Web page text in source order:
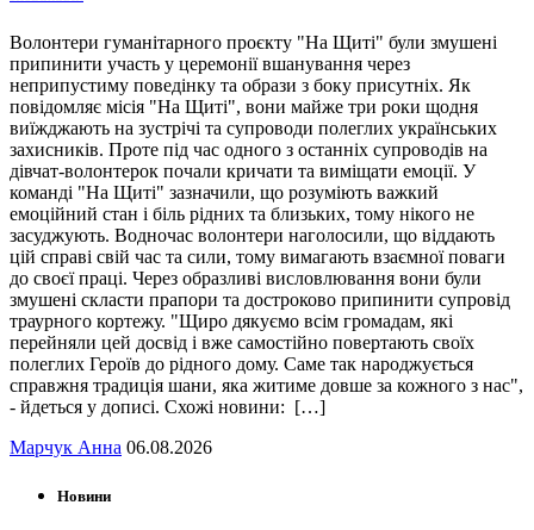
Волонтери гуманітарного проєкту "На Щиті" були змушені
припинити участь у церемонії вшанування через
неприпустиму поведінку та образи з боку присутніх. Як
повідомляє місія "На Щиті", вони майже три роки щодня
виїжджають на зустрічі та супроводи полеглих українських
захисників. Проте під час одного з останніх супроводів на
дівчат-волонтерок почали кричати та виміщати емоції. У
команді "На Щиті" зазначили, що розуміють важкий
емоційний стан і біль рідних та близьких, тому нікого не
засуджують. Водночас волонтери наголосили, що віддають
цій справі свій час та сили, тому вимагають взаємної поваги
до своєї праці. Через образливі висловлювання вони були
змушені скласти прапори та достроково припинити супровід
траурного кортежу. "Щиро дякуємо всім громадам, які
перейняли цей досвід і вже самостійно повертають своїх
полеглих Героїв до рідного дому. Саме так народжується
справжня традиція шани, яка житиме довше за кожного з нас",
- йдеться у дописі. Схожі новини: […]
Марчук Анна 06.08.2026
Новини